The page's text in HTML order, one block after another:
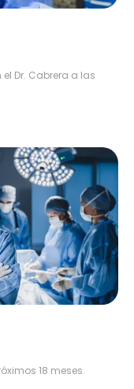
Dr. Cabrera a las
18 meses.